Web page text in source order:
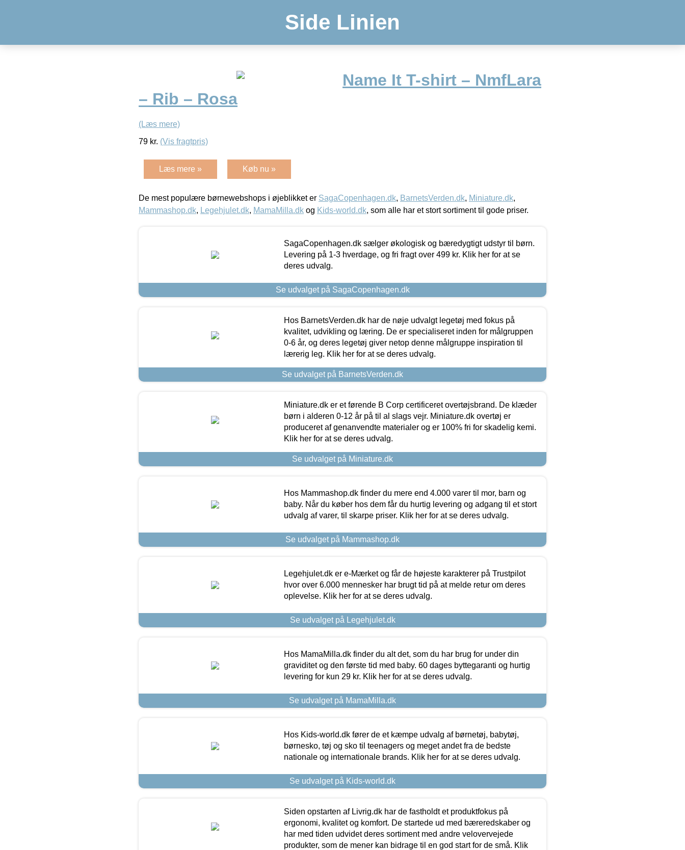
Side Linien
Name It T-shirt – NmfLara
– Rib – Rosa
(Læs mere)
79 kr. (Vis fragtpris)
Læs mere » Køb nu »
De mest populære børnewebshops i øjeblikket er SagaCopenhagen.dk, BarnetsVerden.dk, Miniature.dk,
Mammashop.dk, Legehjulet.dk, MamaMilla.dk og Kids-world.dk, som alle har et stort sortiment til gode priser.
SagaCopenhagen.dk sælger økologisk og bæredygtigt udstyr til børn.
Levering på 1-3 hverdage, og fri fragt over 499 kr. Klik her for at se
deres udvalg.
Se udvalget på SagaCopenhagen.dk
Hos BarnetsVerden.dk har de nøje udvalgt legetøj med fokus på
kvalitet, udvikling og læring. De er specialiseret inden for målgruppen
0-6 år, og deres legetøj giver netop denne målgruppe inspiration til
lærerig leg. Klik her for at se deres udvalg.
Se udvalget på BarnetsVerden.dk
Miniature.dk er et førende B Corp certificeret overtøjsbrand. De klæder
børn i alderen 0-12 år på til al slags vejr. Miniature.dk overtøj er
produceret af genanvendte materialer og er 100% fri for skadelig kemi.
Klik her for at se deres udvalg.
Se udvalget på Miniature.dk
Hos Mammashop.dk finder du mere end 4.000 varer til mor, barn og
baby. Når du køber hos dem får du hurtig levering og adgang til et stort
udvalg af varer, til skarpe priser. Klik her for at se deres udvalg.
Se udvalget på Mammashop.dk
Legehjulet.dk er e-Mærket og får de højeste karakterer på Trustpilot
hvor over 6.000 mennesker har brugt tid på at melde retur om deres
oplevelse. Klik her for at se deres udvalg.
Se udvalget på Legehjulet.dk
Hos MamaMilla.dk finder du alt det, som du har brug for under din
graviditet og den første tid med baby. 60 dages byttegaranti og hurtig
levering for kun 29 kr. Klik her for at se deres udvalg.
Se udvalget på MamaMilla.dk
Hos Kids-world.dk fører de et kæmpe udvalg af børnetøj, babytøj,
børnesko, tøj og sko til teenagers og meget andet fra de bedste
nationale og internationale brands. Klik her for at se deres udvalg.
Se udvalget på Kids-world.dk
Siden opstarten af Livrig.dk har de fastholdt et produktfokus på
ergonomi, kvalitet og komfort. De startede ud med bæreredskaber og
har med tiden udvidet deres sortiment med andre velovervejede
produkter, som de mener kan bidrage til en god start for de små. Klik